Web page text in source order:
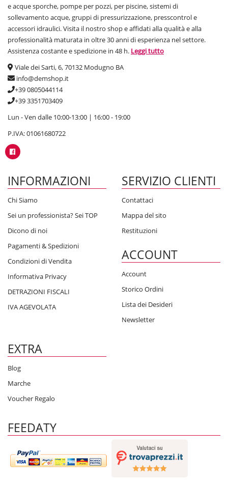
e acque sporche, pompe per pozzi, per piscine, sistemi di
sollevamento acque, gruppi di pressurizzazione, presscontrol e
accessori idraulici. Visita il nostro shop e affidati alla qualità e alla
professionalità maturata in oltre 30 anni di esperienza nel settore.
Assistenza costante e spedizione in 48 h. Leggi tutto
Viale dei Sarti, 6, 70132 Modugno BA
info@demshop.it
+39 0805044114
+39 3351703409
Lun - Ven dalle 10:00-13:00 | 16:00 - 19:00
P.IVA: 01061680722
INFORMAZIONI
Chi Siamo
Sei un professionista? Sei TOP
Dicono di noi
Pagamenti & Spedizioni
Condizioni di Vendita
Informativa Privacy
DETRAZIONI FISCALI
IVA AGEVOLATA
SERVIZIO CLIENTI
Contattaci
Mappa del sito
Restituzioni
ACCOUNT
Account
Storico Ordini
Lista dei Desideri
Newsletter
EXTRA
Blog
Marche
Voucher Regalo
FEEDATY